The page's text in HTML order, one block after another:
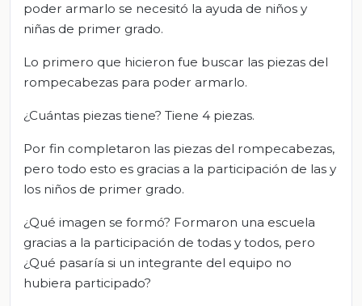
poder armarlo se necesitó la ayuda de niños y
niñas de primer grado.
Lo primero que hicieron fue buscar las piezas del
rompecabezas para poder armarlo.
¿Cuántas piezas tiene? Tiene 4 piezas.
Por fin completaron las piezas del rompecabezas,
pero todo esto es gracias a la participación de las y
los niños de primer grado.
¿Qué imagen se formó? Formaron una escuela
gracias a la participación de todas y todos, pero
¿Qué pasaría si un integrante del equipo no
hubiera participado?